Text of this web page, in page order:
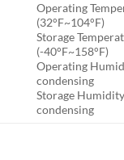
Operating
(32°F~104°F)
Storage
(-40°F~158°F)
Operating
condensing
Storage
condensing